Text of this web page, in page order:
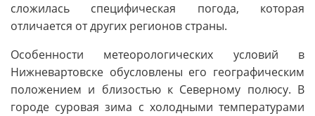
сложилась специфическая погода, которая
отличается от других регионов страны.
Особенности метеорологических условий в
Нижневартовске обусловлены его географическим
положением и близостью к Северному полюсу. В
городе суровая зима с холодными температурами